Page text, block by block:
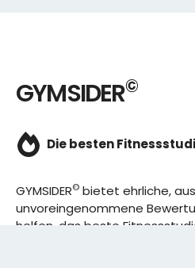
GYMSIDER©
Die besten
GYMSIDER© bietet ehrliche,
unvoreingenommene
helfen, das beste